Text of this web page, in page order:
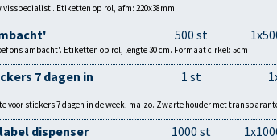
Etiketten op rol, afm: 220x38mm
500 st
ons ambacht'. Etiketten op rol, lengte 30 cm. Formaat cirkel: 5cm
7 dagen in
1 st
voor stickers 7 dagen in de week, ma-zo. Zwarte houder met
dispenser 1000 st